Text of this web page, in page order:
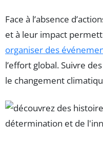
Face à l’absence
et à leur impact
organiser des
l’effort global. Suivre
le changement